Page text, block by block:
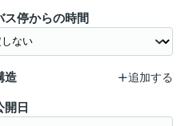
ス停からの時間
造 追加する
開日